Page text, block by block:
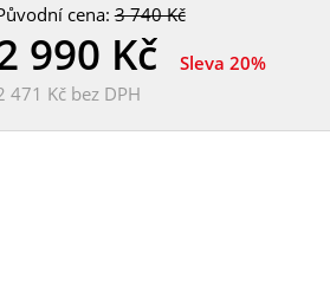
cena:3 740 Kč
990 Kč
Sleva 20%
471 Kčbez DPH